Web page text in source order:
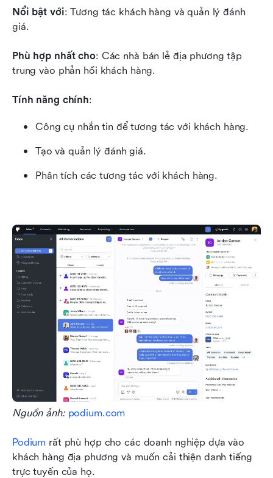
Nổi bật với: Tương tác khách hàng và quản lý đánh
giá.
Phù hợp nhất cho: Các nhà bán lẻ địa phương tập
trung vào phản hồi khách hàng.
Tính năng chính:
Công cụ nhắn tin để tương tác với khách hàng.
Tạo và quản lý đánh giá.
Phân tích các tương tác với khách hàng.
Nguồn ảnh: podium.com
Podium rất phù hợp cho các doanh nghiệp dựa vào
khách hàng địa phương và muốn cải thiện danh tiếng
trực tuyến của họ.